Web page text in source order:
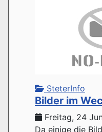
SteterInfo
Bilder im
Freitag, 24
Da einige die